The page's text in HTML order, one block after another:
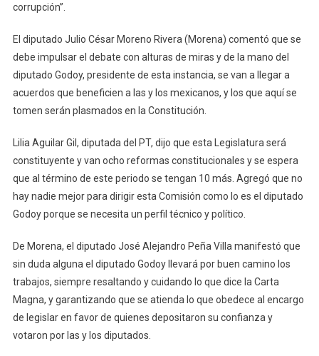
corrupción”.
El diputado Julio César Moreno Rivera (Morena) comentó que se
debe impulsar el debate con alturas de miras y de la mano del
diputado Godoy, presidente de esta instancia, se van a llegar a
acuerdos que beneficien a las y los mexicanos, y los que aquí se
tomen serán plasmados en la Constitución.
Lilia Aguilar Gil, diputada del PT, dijo que esta Legislatura será
constituyente y van ocho reformas constitucionales y se espera
que al término de este periodo se tengan 10 más. Agregó que no
hay nadie mejor para dirigir esta Comisión como lo es el diputado
Godoy porque se necesita un perfil técnico y político.
De Morena, el diputado José Alejandro Peña Villa manifestó que
sin duda alguna el diputado Godoy llevará por buen camino los
trabajos, siempre resaltando y cuidando lo que dice la Carta
Magna, y garantizando que se atienda lo que obedece al encargo
de legislar en favor de quienes depositaron su confianza y
votaron por las y los diputados.